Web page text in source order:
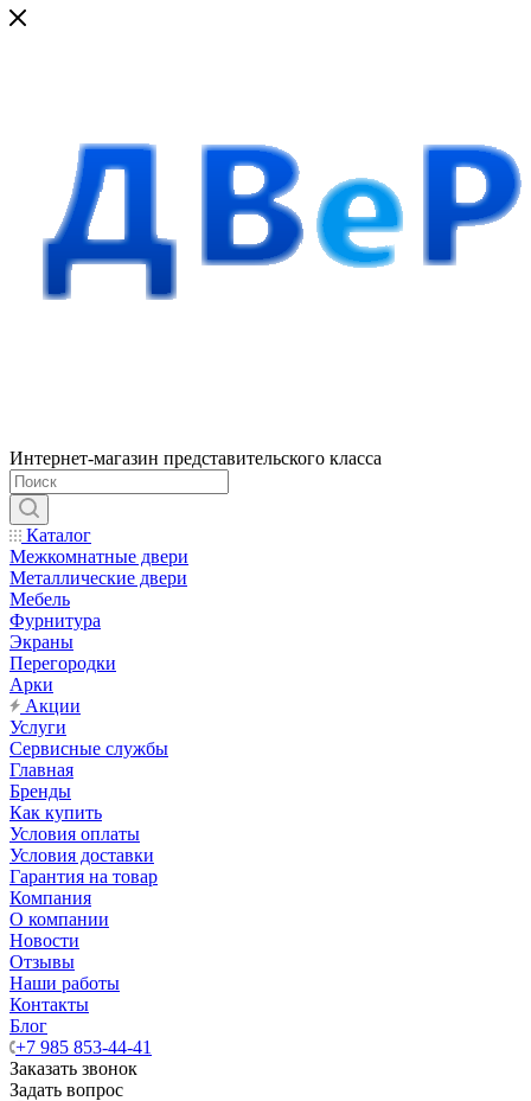
Интернет-магазин представительского класса
Каталог
Межкомнатные двери
Металлические двери
Мебель
Фурнитура
Экраны
Перегородки
Арки
Акции
Услуги
Сервисные службы
Главная
Бренды
Как купить
Условия оплаты
Условия доставки
Гарантия на товар
Компания
О компании
Новости
Отзывы
Наши работы
Контакты
Блог
+7 985 853-44-41
Заказать звонок
Задать вопрос